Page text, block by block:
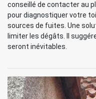
conseillé de contacter au
pour diagnostiquer votre
sources de fuites. Une
limiter les dégâts. Il
seront inévitables.